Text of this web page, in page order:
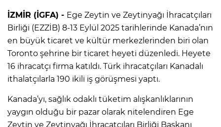
İZMİR (İGFA) - Ege Zeytin ve Zeytinyağı İhracatçıları
Birliği (EZZİB) 8-13 Eylül 2025 tarihlerinde Kanada’nın
en büyük ticaret ve kültür merkezlerinden biri olan
Toronto şehrine bir ticaret heyeti düzenledi. Heyete
16 ihracatçı firma katıldı. Türk ihracatçıları Kanadalı
ithalatçılarla 190 ikili iş görüşmesi yaptı.
Kanada’yı, sağlık odaklı tüketim alışkanlıklarının
yaygın olduğu bir pazar olarak nitelendiren Ege
Zeytin ve Zeytinyağı İhracatçıları Birliği Başkanı